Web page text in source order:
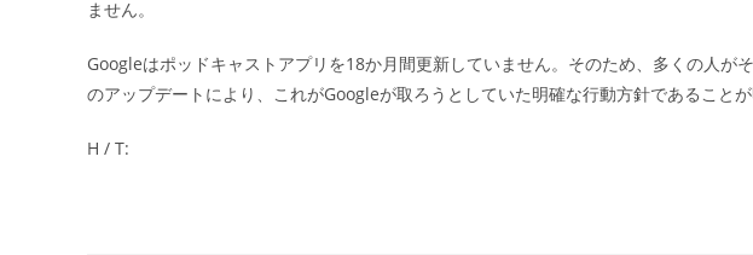
ません。
Googleはポッドキャストアプリを18か月間更新していません。そのため、多くの人が
のアップデートにより、これがGoogleが取ろうとしていた明確な行動方針であることが
H / T: